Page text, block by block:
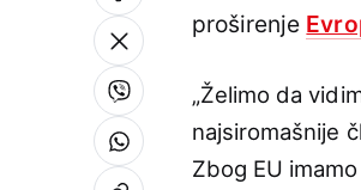
proširenje
„Želimo da
najsiromašnije
Zbog EU